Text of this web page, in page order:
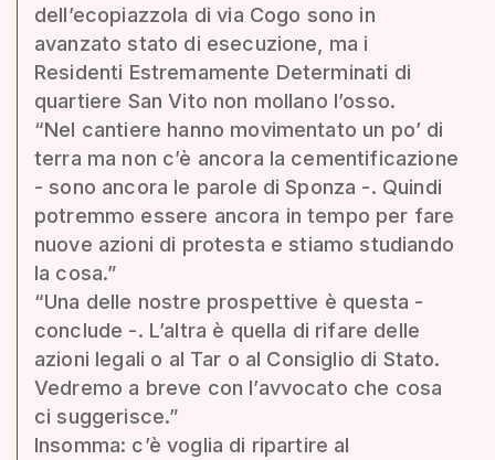
dell’ecopiazzola di via Cogo sono in
avanzato stato di esecuzione, ma i
Residenti Estremamente Determinati di
quartiere San Vito non mollano l’osso.
“Nel cantiere hanno movimentato un po’ di
terra ma non c’è ancora la cementificazione
- sono ancora le parole di Sponza -. Quindi
potremmo essere ancora in tempo per fare
nuove azioni di protesta e stiamo studiando
la cosa.”
“Una delle nostre prospettive è questa -
conclude -. L’altra è quella di rifare delle
azioni legali o al Tar o al Consiglio di Stato.
Vedremo a breve con l’avvocato che cosa
ci suggerisce.”
Insomma: c’è voglia di ripartire al